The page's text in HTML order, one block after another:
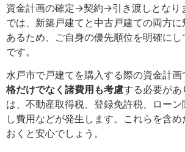
資金計画の確定→契約→引き渡しとなり
では、新築戸建てと中古戸建ての両方
あるため、ご自身の優先順位を明確に
です。
水戸市で戸建てを購入する際の資金計画
格だけでなく諸費用も考慮する必要があ
は、不動産取得税、登録免許税、ロー
し費用などが発生します。これらを含
おくと安心でしょう。